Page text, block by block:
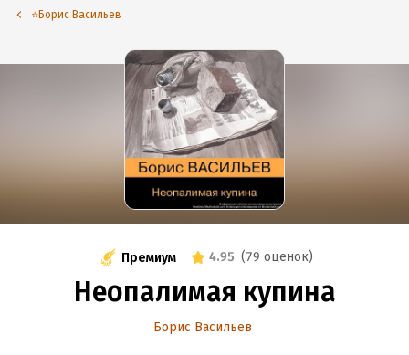
⭐️Борис Васильев
Премиум 4.95 (79 оценок)
Неопалимая купина
Борис Васильев